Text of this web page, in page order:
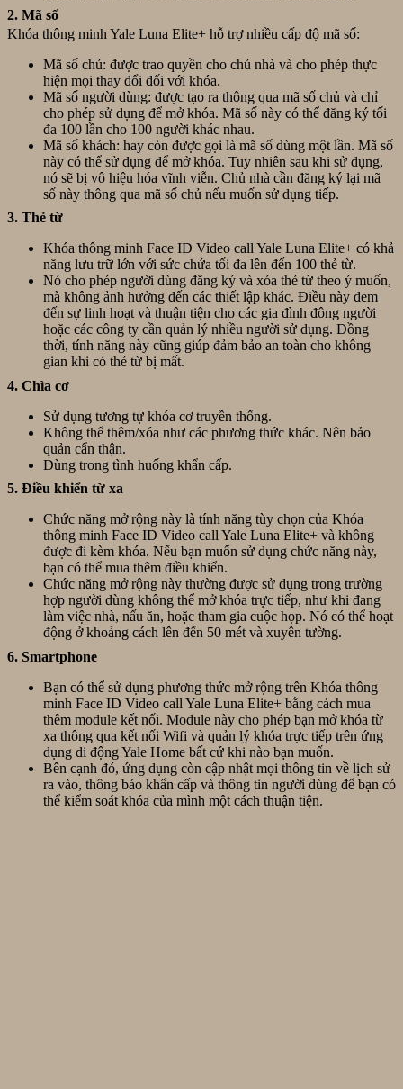
2. Mã số
Khóa thông minh Yale Luna Elite+ hỗ trợ nhiều cấp độ mã số:
Mã số chủ: được trao quyền cho chủ nhà và cho phép thực
hiện mọi thay đổi đối với khóa.
Mã số người dùng: được tạo ra thông qua mã số chủ và chỉ
cho phép sử dụng để mở khóa. Mã số này có thể đăng ký tối
đa 100 lần cho 100 người khác nhau.
Mã số khách: hay còn được gọi là mã số dùng một lần. Mã số
này có thể sử dụng để mở khóa. Tuy nhiên sau khi sử dụng,
nó sẽ bị vô hiệu hóa vĩnh viễn. Chủ nhà cần đăng ký lại mã
số này thông qua mã số chủ nếu muốn sử dụng tiếp.
3. Thẻ từ
Khóa thông minh Face ID Video call Yale Luna Elite+ có khả
năng lưu trữ lớn với sức chứa tối đa lên đến 100 thẻ từ.
Nó cho phép người dùng đăng ký và xóa thẻ từ theo ý muốn,
mà không ảnh hưởng đến các thiết lập khác. Điều này đem
đến sự linh hoạt và thuận tiện cho các gia đình đông người
hoặc các công ty cần quản lý nhiều người sử dụng. Đồng
thời, tính năng này cũng giúp đảm bảo an toàn cho không
gian khi có thẻ từ bị mất.
4. Chìa cơ
Sử dụng tương tự khóa cơ truyền thống.
Không thể thêm/xóa như các phương thức khác. Nên bảo
quản cẩn thận.
Dùng trong tình huống khẩn cấp.
5. Điều khiển từ xa
Chức năng mở rộng này là tính năng tùy chọn của Khóa
thông minh Face ID Video call Yale Luna Elite+ và không
được đi kèm khóa. Nếu bạn muốn sử dụng chức năng này,
bạn có thể mua thêm điều khiển.
Chức năng mở rộng này thường được sử dụng trong trường
hợp người dùng không thể mở khóa trực tiếp, như khi đang
làm việc nhà, nấu ăn, hoặc tham gia cuộc họp. Nó có thể hoạt
động ở khoảng cách lên đến 50 mét và xuyên tường.
6. Smartphone
Bạn có thể sử dụng phương thức mở rộng trên Khóa thông
minh Face ID Video call Yale Luna Elite+ bằng cách mua
thêm module kết nối. Module này cho phép bạn mở khóa từ
xa thông qua kết nối Wifi và quản lý khóa trực tiếp trên ứng
dụng di động Yale Home bất cứ khi nào bạn muốn.
Bên cạnh đó, ứng dụng còn cập nhật mọi thông tin về lịch sử
ra vào, thông báo khẩn cấp và thông tin người dùng để bạn có
thể kiểm soát khóa của mình một cách thuận tiện.